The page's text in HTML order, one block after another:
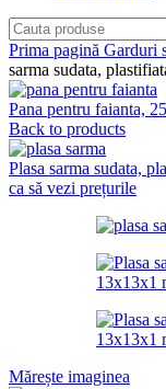
Prima pagină Garduri
sarma sudata,
Pana pentru faianta,
Back to products
Plasa sarma sudata,
ca să vezi prețurile
Mărește imaginea